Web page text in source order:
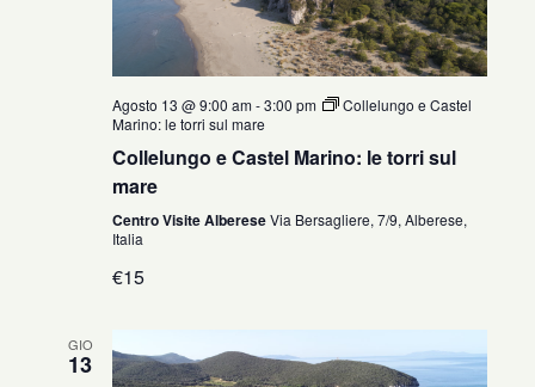
Agosto 13 @ 9:00 am-3:00 pm
Collelungo e Castel
Marino: le torri sul mare
Collelungo e Castel Marino: le torri sul
mare
Centro Visite AlbereseVia Bersagliere, 7/9, Alberese,
Italia
€15
GIO
13